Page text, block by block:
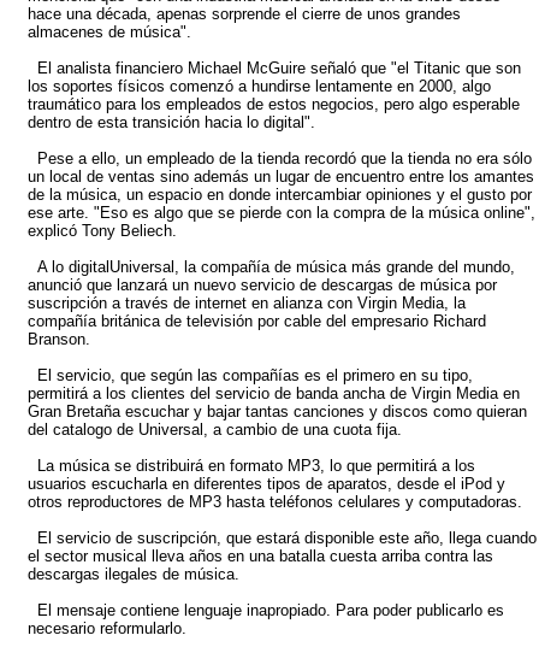
hace una década, apenas sorprende el cierre de unos grandes
almacenes de música".
El analista financiero Michael McGuire señaló que "el Titanic que son
los soportes físicos comenzó a hundirse lentamente en 2000, algo
traumático para los empleados de estos negocios, pero algo esperable
dentro de esta transición hacia lo digital".
Pese a ello, un empleado de la tienda recordó que la tienda no era sólo
un local de ventas sino además un lugar de encuentro entre los amantes
de la música, un espacio en donde intercambiar opiniones y el gusto por
ese arte. "Eso es algo que se pierde con la compra de la música online",
explicó Tony Beliech.
A lo digitalUniversal, la compañía de música más grande del mundo,
anunció que lanzará un nuevo servicio de descargas de música por
suscripción a través de internet en alianza con Virgin Media, la
compañía británica de televisión por cable del empresario Richard
Branson.
El servicio, que según las compañías es el primero en su tipo,
permitirá a los clientes del servicio de banda ancha de Virgin Media en
Gran Bretaña escuchar y bajar tantas canciones y discos como quieran
del catalogo de Universal, a cambio de una cuota fija.
La música se distribuirá en formato MP3, lo que permitirá a los
usuarios escucharla en diferentes tipos de aparatos, desde el iPod y
otros reproductores de MP3 hasta teléfonos celulares y computadoras.
El servicio de suscripción, que estará disponible este año, llega cuando
el sector musical lleva años en una batalla cuesta arriba contra las
descargas ilegales de música.
El mensaje contiene lenguaje inapropiado. Para poder publicarlo es
necesario reformularlo.